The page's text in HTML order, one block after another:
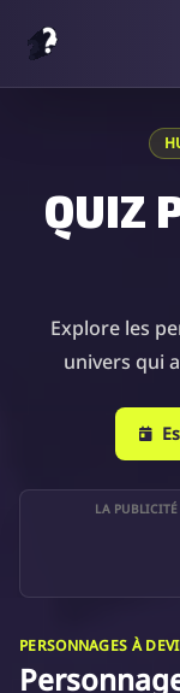
QUIZ
Explore les
univers qui
LA
PERSONNAGES À